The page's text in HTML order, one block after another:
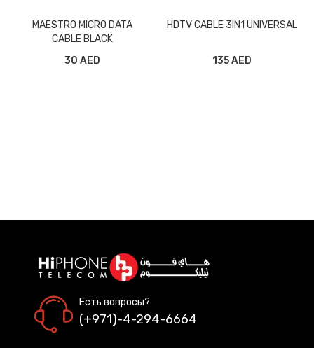
MAESTRO MICRO DATA
CABLE BLACK
30 AED
HDTV CABLE 3IN1 UNIVERSAL
135 AED
Есть вопросы?
(+971)-4-294-6664